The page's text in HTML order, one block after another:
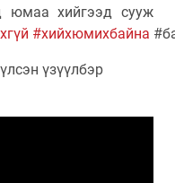
юмаа хийгээд сууж
#хийхюмихбайна
үзүүлбэр